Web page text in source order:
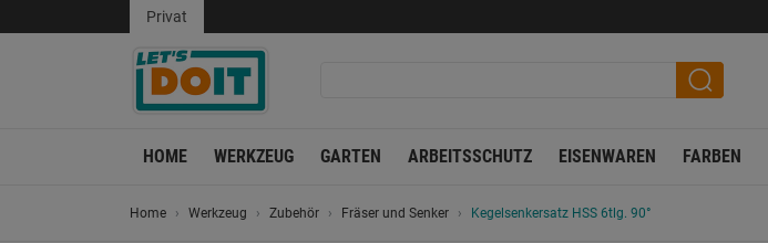
Privat
HOME WERKZEUG GARTEN ARBEITSSCHUTZ EISENWAREN FARBEN
Home Werkzeug Zubehör Fräser und Senker Kegelsenkersatz HSS 6tlg. 90°